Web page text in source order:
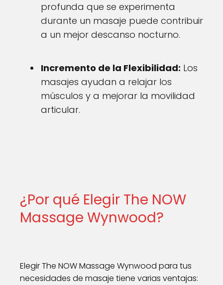
profunda que se experimenta
durante un masaje puede contribuir
a un mejor descanso nocturno.
Incremento de la Flexibilidad: Los
masajes ayudan a relajar los
músculos y a mejorar la movilidad
articular.
¿Por qué Elegir The NOW
Massage Wynwood?
Elegir The NOW Massage Wynwood para tus
necesidades de masaje tiene varias ventajas: